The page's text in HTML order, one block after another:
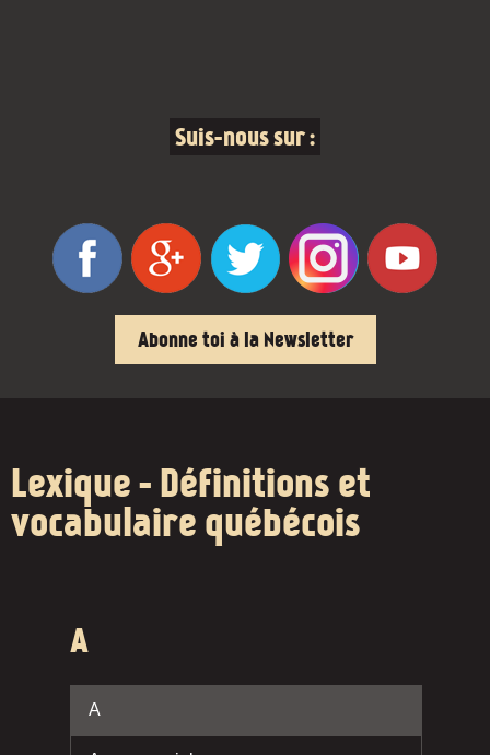
Suis-nous sur :
Abonne toi à la Newsletter
Lexique - Définitions et
vocabulaire québécois
A
A